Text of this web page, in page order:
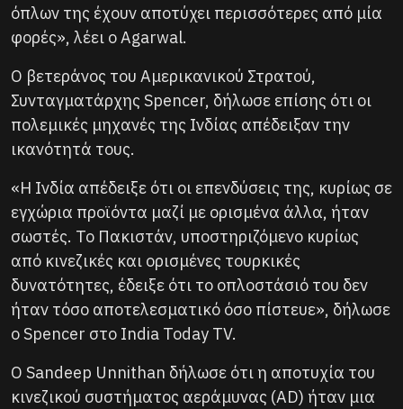
όπλων της έχουν αποτύχει περισσότερες από μία
φορές», λέει ο Agarwal.
Ο βετεράνος του Αμερικανικού Στρατού,
Συνταγματάρχης Spencer, δήλωσε επίσης ότι οι
πολεμικές μηχανές της Ινδίας απέδειξαν την
ικανότητά τους.
«Η Ινδία απέδειξε ότι οι επενδύσεις της, κυρίως σε
εγχώρια προϊόντα μαζί με ορισμένα άλλα, ήταν
σωστές. Το Πακιστάν, υποστηριζόμενο κυρίως
από κινεζικές και ορισμένες τουρκικές
δυνατότητες, έδειξε ότι το οπλοστάσιό του δεν
ήταν τόσο αποτελεσματικό όσο πίστευε», δήλωσε
ο Spencer στο India Today TV.
Ο Sandeep Unnithan δήλωσε ότι η αποτυχία του
κινεζικού συστήματος αεράμυνας (AD) ήταν μια